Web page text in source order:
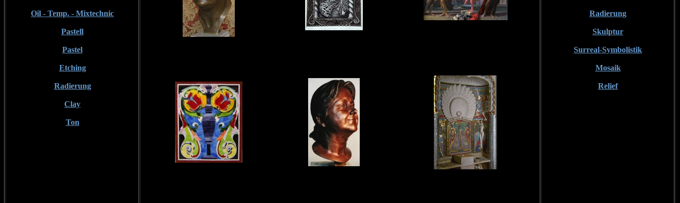
Oil - Temp. - Mixtechnic
Pastell
Pastel
Etching
Radierung
Clay
Ton
Radierung
Skulptur
Surreal-Symbolistik
Mosaik
Relief